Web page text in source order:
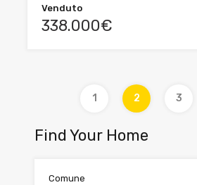
Venduto
338.000€
1 2 3
Find Your Home
Comune